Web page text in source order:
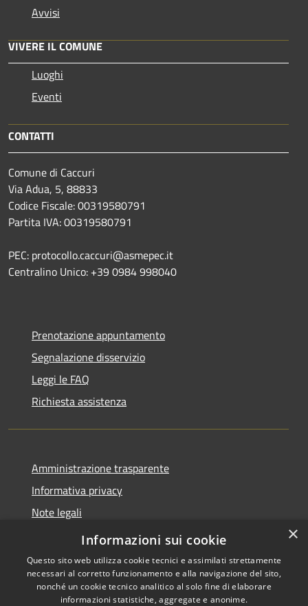
Avvisi
VIVERE IL COMUNE
Luoghi
Eventi
CONTATTI
Comune di Caccuri
Via Adua, 5, 88833
Codice Fiscale: 00319580791
Partita IVA: 00319580791
PEC: protocollo.caccuri@asmepec.it
Centralino Unico: +39 0984 998040
Prenotazione appuntamento
Segnalazione disservizio
Leggi le FAQ
Richiesta assistenza
Amministrazione trasparente
Informativa privacy
Note legali
Dichiarazione di accessibilità
×
Informazioni sui cookie
Questo sito web utilizza cookie tecnici e assimilati strettamente
necessari al corretto funzionamento e alla navigazione del sito,
nonché un cookie tecnico analitico al solo fine di elaborare
informazioni statistiche, aggregate e anonime.